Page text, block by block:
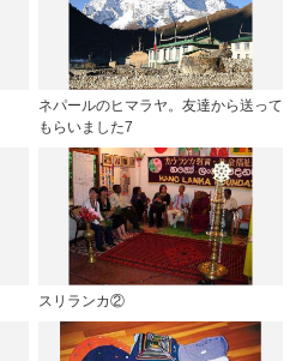
ネパールのヒマラヤ。友達から送って
もらいました7
スリランカ②